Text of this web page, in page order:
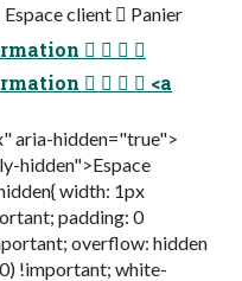
client  Panier
   
    <a
aria-hidden="true">
hidden">Espace
width: 1px
padding: 0
overflow: hidden
!important; white-